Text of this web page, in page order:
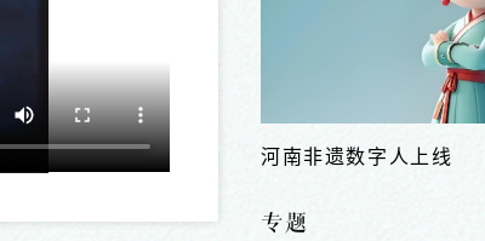
河南非遗数字人上线
专题